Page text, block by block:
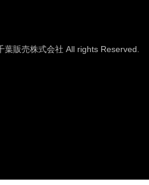
販売株式会社 All rights Reserved.